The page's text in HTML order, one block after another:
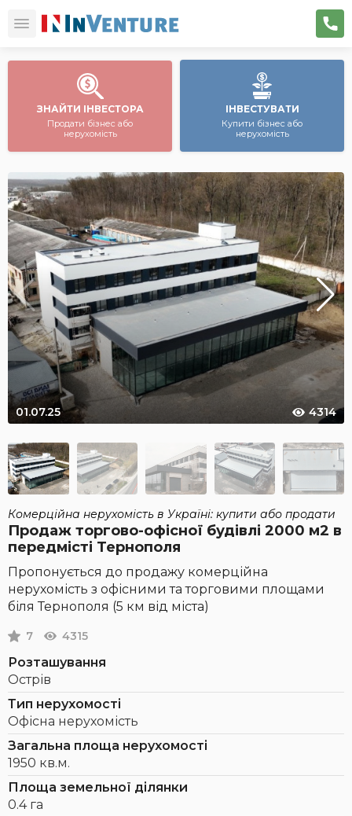
ЗНАЙТИ ІНВЕСТОРА
Продати бізнес або
нерухомість
ІНВЕСТУВАТИ
Купити бізнес або
нерухомість
01.07.25 4314
Комерційна нерухомість в Україні: купити або продати
Продаж торгово-офісної будівлі 2000 м2 в
передмісті Тернополя
Пропонується до продажу комерційна
нерухомість з офісними та торговими площами
біля Тернополя (5 км від міста)
7 4315
Розташування
Острів
Тип нерухомості
Офісна нерухомість
Загальна площа нерухомості
1950 кв.м.
Площа земельної ділянки
0.4 га